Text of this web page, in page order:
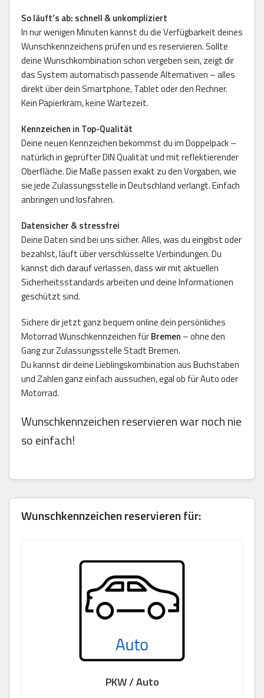
So läuft’s ab: schnell & unkompliziert
In nur wenigen Minuten kannst du die Verfügbarkeit deines
Wunschkennzeichens prüfen und es reservieren. Sollte
deine Wunschkombination schon vergeben sein, zeigt dir
das System automatisch passende Alternativen – alles
direkt über dein Smartphone, Tablet oder den Rechner.
Kein Papierkram, keine Wartezeit.
Kennzeichen in Top-Qualität
Deine neuen Kennzeichen bekommst du im Doppelpack –
natürlich in geprüfter DIN Qualität und mit reflektierender
Oberfläche. Die Maße passen exakt zu den Vorgaben, wie
sie jede Zulassungsstelle in Deutschland verlangt. Einfach
anbringen und losfahren.
Datensicher & stressfrei
Deine Daten sind bei uns sicher. Alles, was du eingibst oder
bezahlst, läuft über verschlüsselte Verbindungen. Du
kannst dich darauf verlassen, dass wir mit aktuellen
Sicherheitsstandards arbeiten und deine Informationen
geschützt sind.
Sichere dir jetzt ganz bequem online dein persönliches
Motorrad Wunschkennzeichen fürBremen – ohne den
Gang zur Zulassungsstelle Stadt Bremen.
Du kannst dir deine Lieblingskombination aus Buchstaben
und Zahlen ganz einfach aussuchen, egal ob für Auto oder
Motorrad.
Wunschkennzeichen reservieren war noch nie
so einfach!
Wunschkennzeichen reservieren für:
PKW / Auto